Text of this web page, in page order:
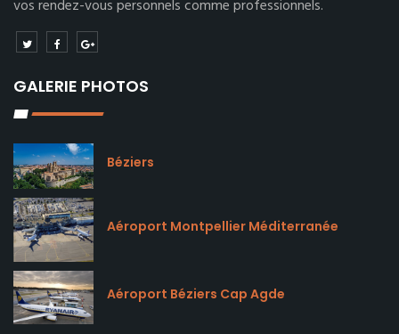
vos rendez-vous personnels comme professionnels.
GALERIE PHOTOS
Béziers
Aéroport Montpellier Méditerranée
Aéroport Béziers Cap Agde